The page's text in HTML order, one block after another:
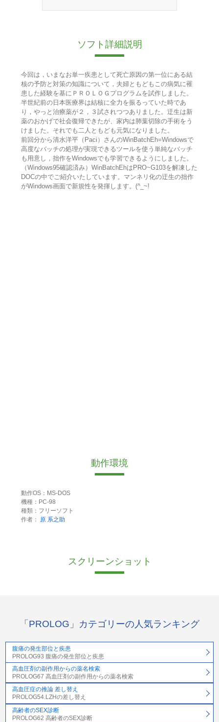
ソフト詳細説明
今回は，いまなお単一疾患として死亡原因の第一位にある結
核の予防と対策の知識について，夫婦ともどもこの病気に罹
患した経験を基にＰＲＯＬＯＧプログラムを試作しました。
半世紀前の日本医療界は結核に全力を振るっていた時であ
り，やっと治療薬が２，３試されつつありました。迂生は新
薬のおかげで社会復帰できたが、家内は肺葉切除の手術をう
けました。それでも二人ともども元気になりました。
前回分から清水洋平（Paci）さんのWinBatchEh=Windowsで
高度なバッチの処理が実現できるツールを使う単純なバッチ
も用意し，拙作をWindowsでも学習できるようにしました。
（Windows95確認済み）WinBatchEhはPRO~G103を解凍した
DOCの中でご紹介いたしています。マンネリ化の迂生の拙作
がWindows画面で新規性を発揮します。(^_~!
動作環境
動作OS：MS-DOS
機種：PC-98
種類：フリーソフト
作者：
原 系之助
スクリーンショット
「PROLOG」カテゴリーの人気ランキング
腹痛の発生部位と疾患
PROLOG93 腹痛の発生部位と疾患
高血圧剤の副作用からの薬名検索
PROLOG67 高血圧剤の副作用からの薬名検索
高血圧症の推論 差し替え
PROLOG54.LZHの差し替え
高齢者のSEX診断
PROLOG62 高齢者のSEX診断